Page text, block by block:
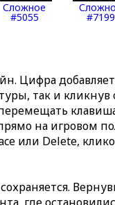
Сложное
#5055 #7199
Цифра
так и
на игровом
или Delete,